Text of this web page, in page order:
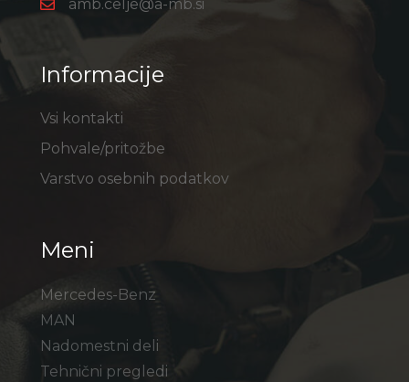
amb.celje@a-mb.si
Informacije
Vsi kontakti
Pohvale/pritožbe
Varstvo osebnih podatkov
Meni
Mercedes-Benz
MAN
Nadomestni deli
Tehnični pregledi